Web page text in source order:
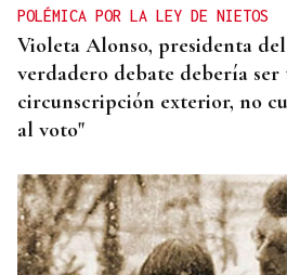
POLÉMICA POR LA LEY DE NIETOS
Violeta Alonso, presidenta
verdadero debate debería ser
circunscripción exterior, no
al voto"